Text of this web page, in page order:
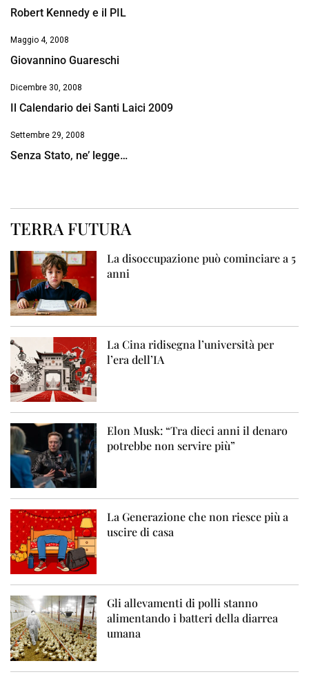
Robert Kennedy e il PIL
Maggio 4, 2008
Giovannino Guareschi
Dicembre 30, 2008
Il Calendario dei Santi Laici 2009
Settembre 29, 2008
Senza Stato, ne’ legge…
TERRA FUTURA
La disoccupazione può cominciare a 5
anni
La Cina ridisegna l’università per
l’era dell’IA
Elon Musk: “Tra dieci anni il denaro
potrebbe non servire più”
La Generazione che non riesce più a
uscire di casa
Gli allevamenti di polli stanno
alimentando i batteri della diarrea
umana